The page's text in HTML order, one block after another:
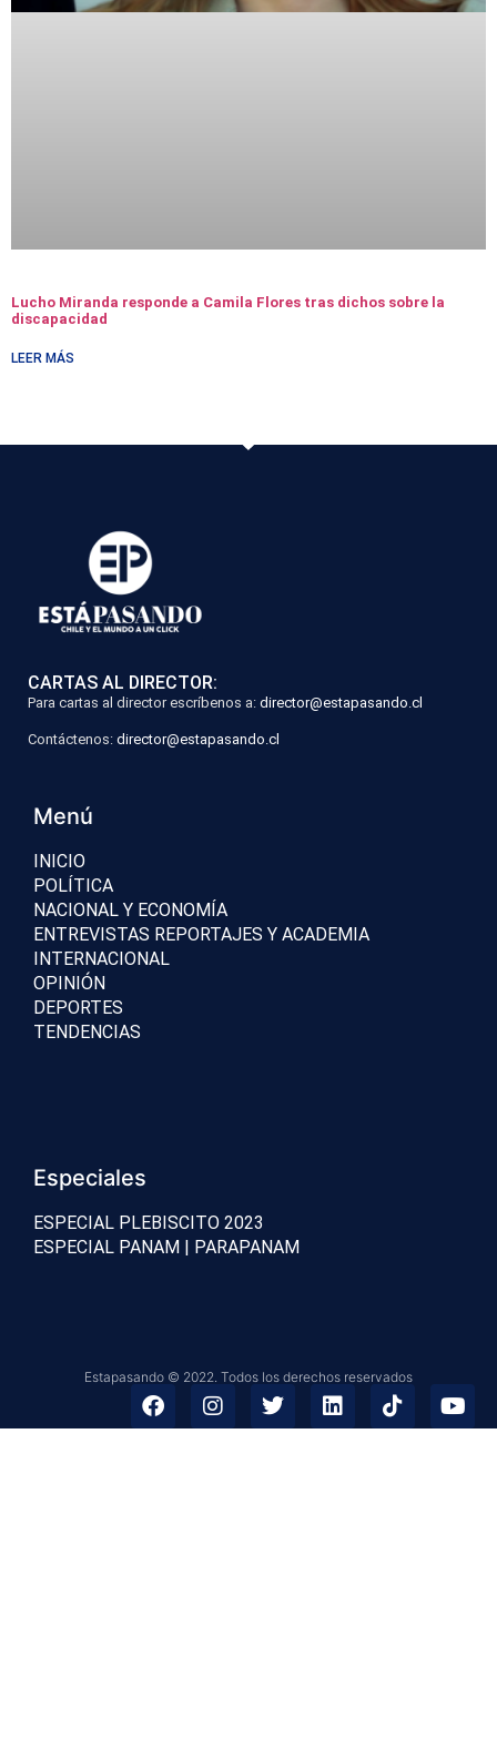
Lucho Miranda responde a Camila Flores tras dichos sobre la
discapacidad
LEER MÁS
CARTAS AL DIRECTOR:
Para cartas al director escríbenos a: director@estapasando.cl
Contáctenos: director@estapasando.cl
Menú
INICIO
POLÍTICA
NACIONAL Y ECONOMÍA
ENTREVISTAS REPORTAJES Y ACADEMIA
INTERNACIONAL
OPINIÓN
DEPORTES
TENDENCIAS
Especiales
ESPECIAL PLEBISCITO 2023
ESPECIAL PANAM | PARAPANAM
Estapasando © 2022. Todos los derechos reservados